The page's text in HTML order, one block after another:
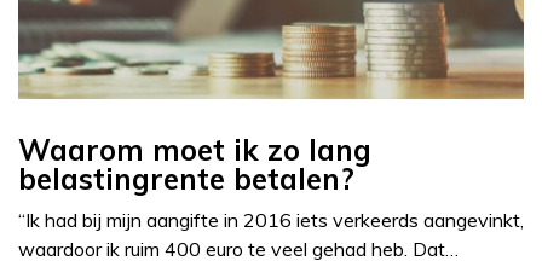
Waarom moet ik zo lang
belastingrente betalen?
“Ik had bij mijn aangifte in 2016 iets verkeerds aangevinkt,
waardoor ik ruim 400 euro te veel gehad heb. Dat…